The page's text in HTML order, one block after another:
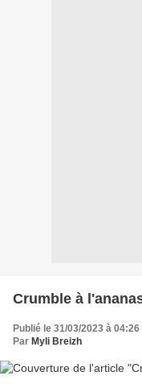
Crumble à
Publié le 31/03/2023 à 04:26
Par Myli Breizh